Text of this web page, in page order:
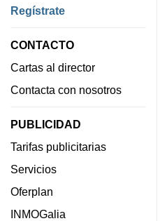
Regístrate
CONTACTO
Cartas al director
Contacta con nosotros
PUBLICIDAD
Tarifas publicitarias
Servicios
Oferplan
INMOGalia